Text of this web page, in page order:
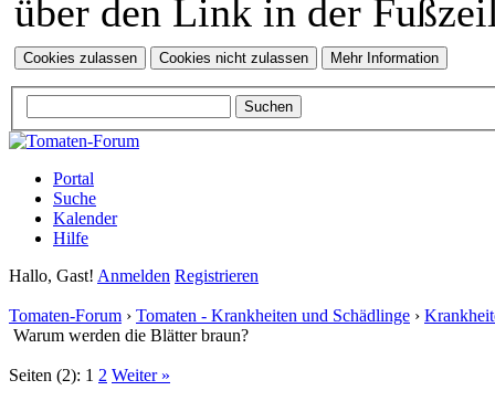
über den Link in der
Portal
Suche
Kalender
Hilfe
Hallo, Gast! Anmelden Registrieren
Tomaten-Forum › Tomaten - Krankheiten und Schädlinge ›
Warum werden die Blätter braun?
Seiten (2): 1 2 Weiter »